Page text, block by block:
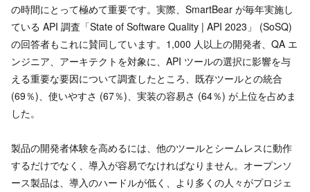
の時間にとって極めて重要です。実際、SmartBear が毎年実施し
ている API 調査「State of Software Quality | API 2023」 (SoSQ)
の回答者もこれに賛同しています。1,000 人以上の開発者、QA エ
ンジニア、アーキテクトを対象に、API ツールの選択に影響を与
える重要な要因について調査したところ、既存ツールとの統合
(69％)、使いやすさ (67％)、実装の容易さ (64％) が上位を占めま
した。
製品の開発者体験を高めるには、他のツールとシームレスに動作
するだけでなく、導入が容易でなければなりません。オープンソ
ース製品は、導入のハードルが低く、より多くの人々がプロジェ